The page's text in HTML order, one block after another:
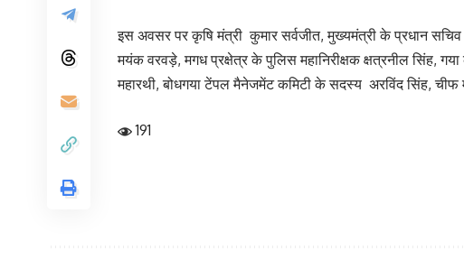
इस अवसर पर कृषि मंत्री कुमार सर्वजीत, मुख्यमंत्री के प्रधान
मयंक वरवड़े, मगध प्रक्षेत्र के पुलिस महानिरीक्षक क्षत्रनील सिंह,
महारथी, बोधगया टेंपल मैनेजमेंट कमिटी के सदस्य अरविंद सिंह, चीफ
191